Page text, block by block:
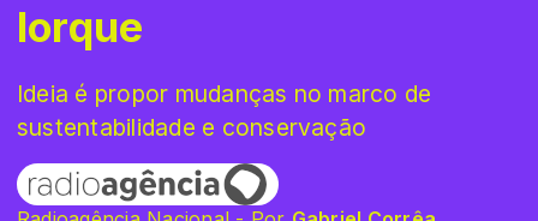
Iorque
Ideia é propor mudanças no marco de
sustentabilidade e conservação